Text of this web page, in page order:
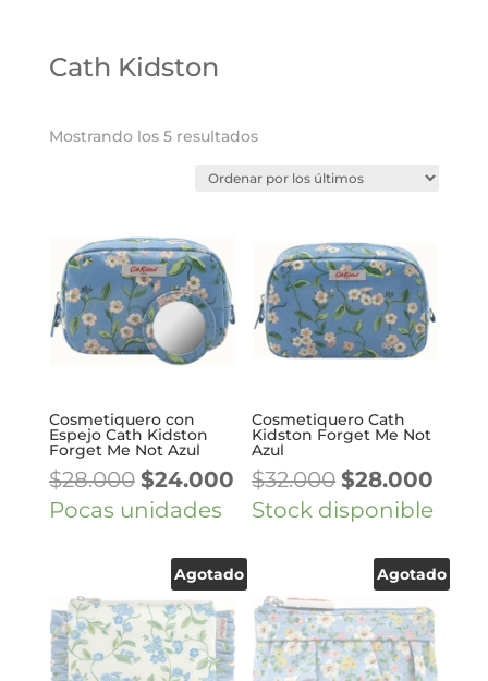
Cath Kidston
Mostrando los 5 resultadosOrdenado
los
Cosmetiquero con
Espejo Cath Kidston
Forget Me Not Azul
$28.000 El
precio
era:
$28.000.
$24.000El
precio
es:
$24.000.
Pocas unidades
Cosmetiquero Cath
Kidston Forget Me Not
Azul
$32.000 El
precio
era:
$32.000.
$28.000
es:
Stock disponible
Agotado Agotado